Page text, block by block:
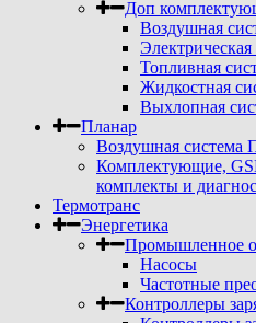
Доп
Воздушная
Топливная
Жидкостная
Выхлопная
Планар
Воздушная система
Комплектующие,
комплекты и
Термотранс
Энергетика
Промышленное
Насосы
Частотные
Контроллеры